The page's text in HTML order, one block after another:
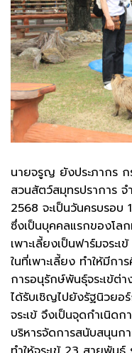
นายจรูญ ยังประภากร ก
สวนสัตว์สมุทรปราการ
2568 จะเป็นวันครบรอ
ซึ่งเป็นบุคคลแรกของโล
เพาะเลี้ยงเป็นฟาร์มจระ
ในที่เพาะเลี้ยง ทำให้มีกา
การอนุรักษ์พันธุ์จระเข้
ได้รับเชิญไปยังรัฐนิวยอ
จระเข้ จึงเป็นจุดกำเนิด
บริหารจัดการสนับสนุนก